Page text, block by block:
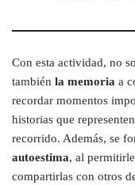
Con esta actividad, no
también la memoria a
recordar momentos
historias que
recorrido. Además, se
autoestima, al
compartirlas con otros